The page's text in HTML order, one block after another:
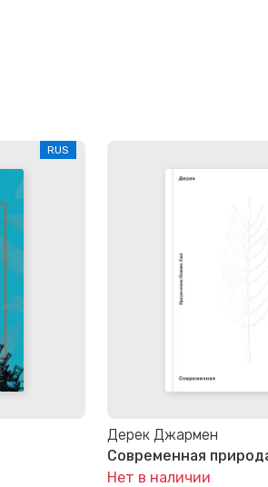
RUS
Дерек Джармен
Современная
Нет в наличии